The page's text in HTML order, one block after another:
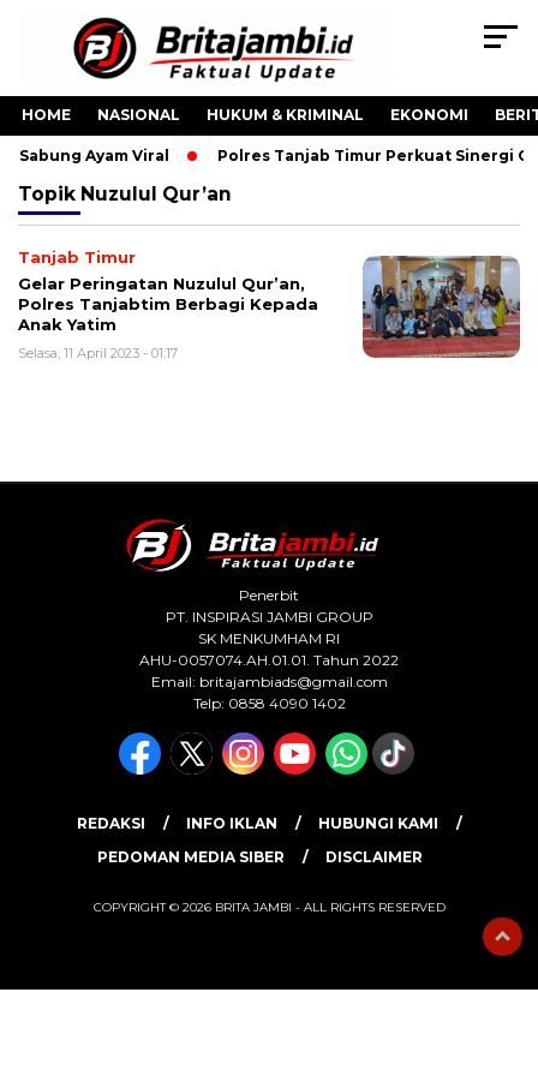
HOME NASIONAL HUKUM & KRIMINAL EKONOMI
Sabung Ayam Viral Polres Tanjab Timur Perkuat Sinergi
Topik Nuzulul Qur’an
Tanjab Timur
Gelar Peringatan Nuzulul Qur’an,
Polres Tanjabtim Berbagi Kepada
Anak Yatim
Selasa, 11 April 2023 - 01:17
Penerbit
PT. INSPIRASI JAMBI GROUP
SK MENKUMHAM RI
AHU-0057074.AH.01.01. Tahun 2022
Email: britajambiads@gmail.com
Telp: 0858 4090 1402
REDAKSI INFO IKLAN
HUBUNGI KAMI
PEDOMAN MEDIA SIBER
DISCLAIMER
COPYRIGHT © 2026 BRITA JAMBI - ALL RIGHTS RESERVED